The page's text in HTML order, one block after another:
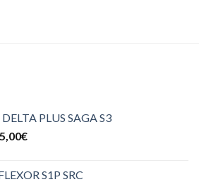
PLUS SAGA S3
€
S1P SRC